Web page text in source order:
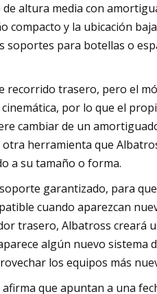
altura media con
compacto y la ubicación
para botellas o
recorrido trasero, pero el
por lo que el
cambiar de un
otra herramienta que
a su tamaño o forma.
garantizado, para
cuando aparezcan
trasero, Albatross
algún nuevo sistema
los equipos más
que apuntan a una